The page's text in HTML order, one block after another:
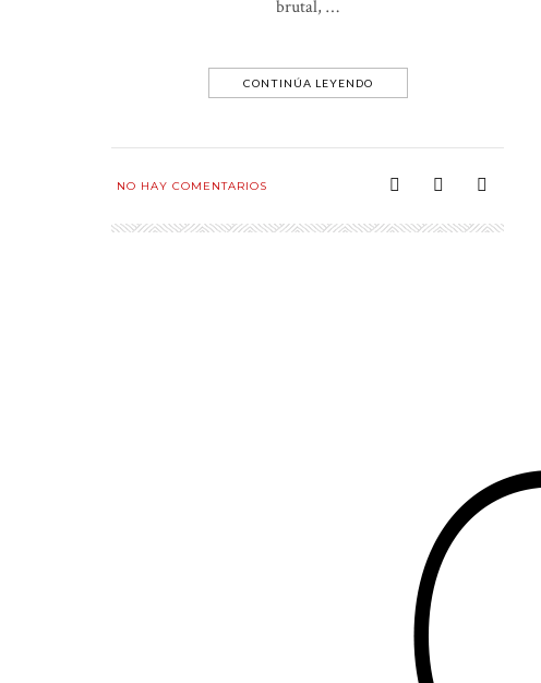
brutal, …
CONTINÚA LEYENDO
NO HAY COMENTARIOS